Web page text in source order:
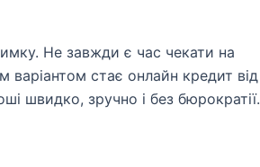
Не завжди є час чекати на
варіантом стає онлайн кредит від
швидко, зручно і без бюрократії.